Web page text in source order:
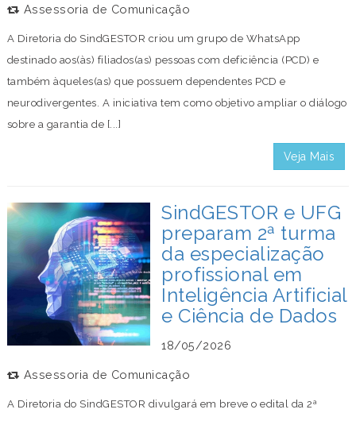
Assessoria de Comunicação
A Diretoria do SindGESTOR criou um grupo de WhatsApp
destinado aos(às) filiados(as) pessoas com deficiência (PCD) e
também àqueles(as) que possuem dependentes PCD e
neurodivergentes. A iniciativa tem como objetivo ampliar o diálogo
sobre a garantia de [...]
Veja Mais
SindGESTOR e UFG
preparam 2ª turma
da especialização
profissional em
Inteligência Artificial
e Ciência de Dados
18/05/2026
Assessoria de Comunicação
A Diretoria do SindGESTOR divulgará em breve o edital da 2ª